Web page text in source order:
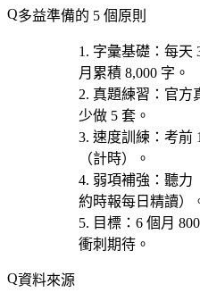
多益準備的 5 個原則
字彙基礎 ：每天
月累積 8,000 字。
真題練習 ：官方
少做 5 套。
速度訓練 ：考前
（計時）。
弱項補強 ：聽力
約時報每日精讀）
目標 ：6 個月
衝刺期待。
資料來源